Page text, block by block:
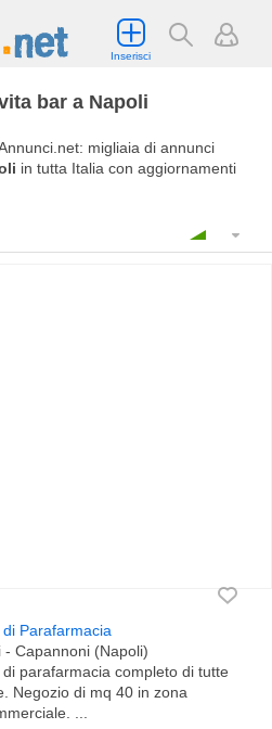
Inserisci
bar a Napoli
migliaia di annunci
in tutta Italia con aggiornamenti
Parafarmacia
- Capannoni (Napoli)
parafarmacia completo di tutte
Negozio di mq 40 in zona
...